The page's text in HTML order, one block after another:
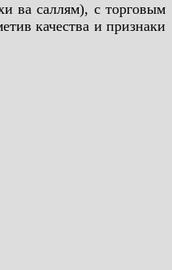
ва саллям), с торговым
качества и признаки